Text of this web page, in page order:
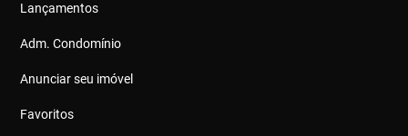
Lançamentos
Adm. Condomínio
Anunciar seu imóvel
Favoritos